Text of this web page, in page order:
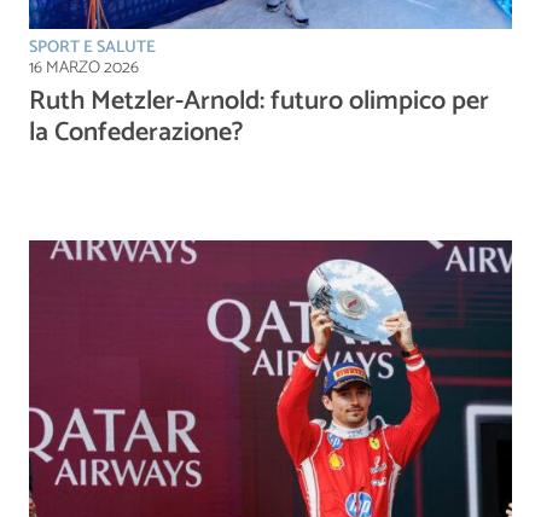
SPORT E SALUTE
16 MARZO 2026
Ruth Metzler-Arnold: futuro olimpico per
la Confederazione?